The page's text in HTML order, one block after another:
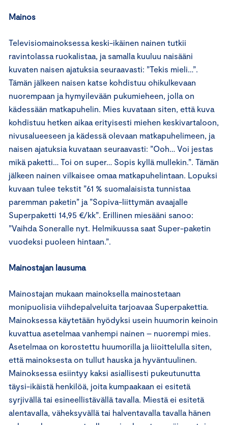
Mainos
Televisiomainoksessa keski-ikäinen nainen tutkii
ravintolassa ruokalistaa, ja samalla kuuluu naisääni
kuvaten naisen ajatuksia seuraavasti: ”Tekis mieli…”.
Tämän jälkeen naisen katse kohdistuu ohikulkevaan
nuorempaan ja hymyilevään pukumieheen, jolla on
kädessään matkapuhelin. Mies kuvataan siten, että kuva
kohdistuu hetken aikaa erityisesti miehen keskivartaloon,
nivusalueeseen ja kädessä olevaan matkapuhelimeen, ja
naisen ajatuksia kuvataan seuraavasti: ”Ooh… Voi jestas
mikä paketti… Toi on super… Sopis kyllä mullekin.”. Tämän
jälkeen nainen vilkaisee omaa matkapuhelintaan. Lopuksi
kuvaan tulee tekstit ”61 % suomalaisista tunnistaa
paremman paketin” ja ”Sopiva-liittymän avaajalle
Superpaketti 14,95 €/kk”. Erillinen miesääni sanoo:
”Vaihda Soneralle nyt. Helmikuussa saat Super-paketin
vuodeksi puoleen hintaan.”.
Mainostajan lausuma
Mainostajan mukaan mainoksella mainostetaan
monipuolisia viihdepalveluita tarjoavaa Superpakettia.
Mainoksessa käytetään hyödyksi usein huumorin keinoin
kuvattua asetelmaa vanhempi nainen – nuorempi mies.
Asetelmaa on korostettu huumorilla ja liioittelulla siten,
että mainoksesta on tullut hauska ja hyväntuulinen.
Mainoksessa esiintyy kaksi asiallisesti pukeutunutta
täysi-ikäistä henkilöä, joita kumpaakaan ei esitetä
syrjivällä tai esineellistävällä tavalla. Miestä ei esitetä
alentavalla, väheksyvällä tai halventavalla tavalla hänen